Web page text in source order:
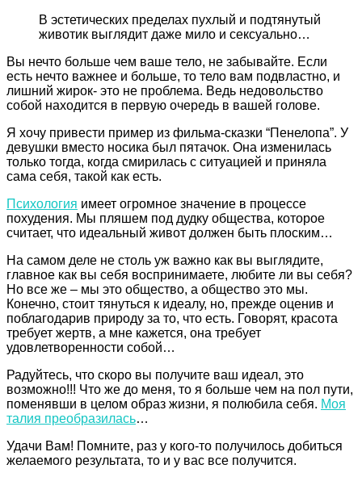
В эстетических пределах пухлый и подтянутый
животик выглядит даже мило и сексуально…
Вы нечто больше чем ваше тело, не забывайте. Если
есть нечто важнее и больше, то тело вам подвластно, и
лишний жирок- это не проблема. Ведь недовольство
собой находится в первую очередь в вашей голове.
Я хочу привести пример из фильма-сказки “Пенелопа”. У
девушки вместо носика был пятачок. Она изменилась
только тогда, когда смирилась с ситуацией и приняла
сама себя, такой как есть.
Психология имеет огромное значение в процессе
похудения. Мы пляшем под дудку общества, которое
считает, что идеальный живот должен быть плоским…
На самом деле не столь уж важно как вы выглядите,
главное как вы себя воспринимаете, любите ли вы себя?
Но все же – мы это общество, а общество это мы.
Конечно, стоит тянуться к идеалу, но, прежде оценив и
поблагодарив природу за то, что есть. Говорят, красота
требует жертв, а мне кажется, она требует
удовлетворенности собой…
Радуйтесь, что скоро вы получите ваш идеал, это
возможно!!! Что же до меня, то я больше чем на пол пути,
поменявши в целом образ жизни, я полюбила себя. Моя
талия преобразилась…
Удачи Вам! Помните, раз у кого-то получилось добиться
желаемого результата, то и у вас все получится.